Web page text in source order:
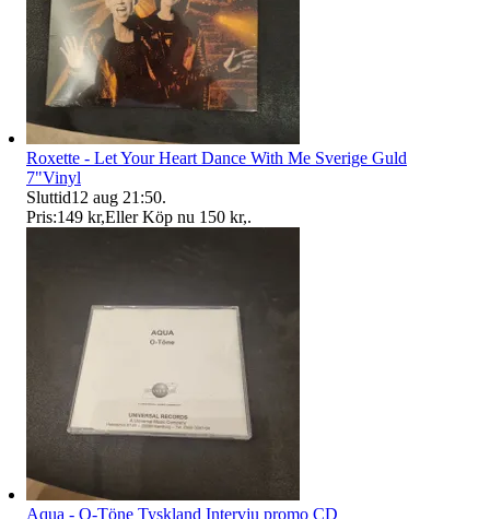
Roxette - Let Your Heart Dance With Me Sverige Guld
7"Vinyl
Sluttid12 aug 21:50.
Pris:149 kr,Eller Köp nu 150 kr,.
Aqua - O-Töne Tyskland Intervju promo CD